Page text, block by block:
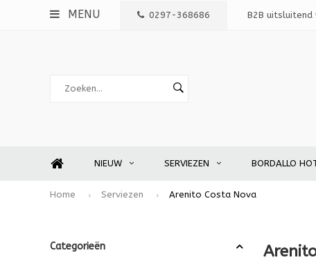
MENU 0297-368686 B2B
NIEUW SERVIEZEN BORDALLO
Home Serviezen
Arenito Costa Nova
Categorieën